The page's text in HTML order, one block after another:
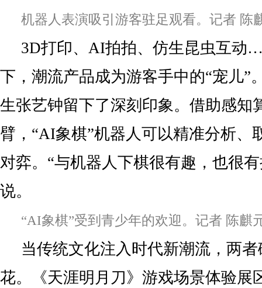
机器人表演吸引游客驻足观看。记者 陈
3D打印、AI拍拍、仿生昆虫互
下，潮流产品成为游客手中的“宠儿”
生张艺钟留下了深刻印象。借助感知
臂，“AI象棋”机器人可以精准分析、
对弈。“与机器人下棋很有趣，也很
说。
“AI象棋”受到青少年的欢迎。记者 陈麒
当传统文化注入时代新潮流，两
花。《天涯明月刀》游戏场景体验展